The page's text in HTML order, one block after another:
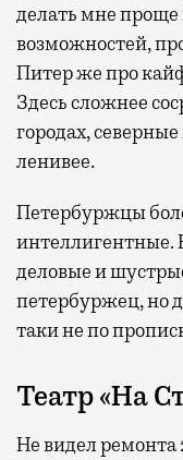
делать мне проще
возможностей,
Питер же про
Здесь сложнее
городах,
ленивее.
Петербуржцы
интеллигентные.
деловые и
петербуржец, но
таки не по
Театр «На
Не видел ремонта